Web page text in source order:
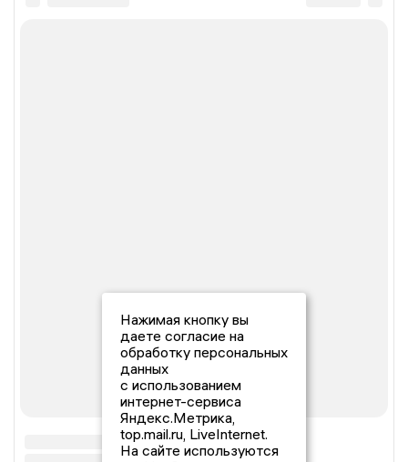
Нажимая кнопку вы
даете согласие на
обработку персональных
данных
с использованием
интернет-сервиса
Яндекс.Метрика,
top.mail.ru, LiveInternet.
На сайте используются